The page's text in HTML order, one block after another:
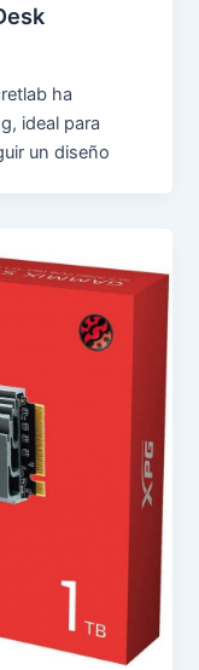
ha
ideal para
un diseño